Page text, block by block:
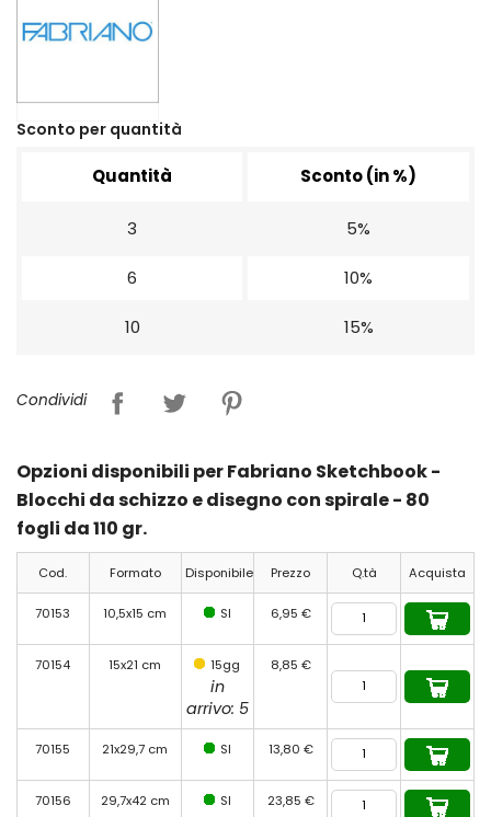
Sconto per quantità
Quantità Sconto (in %)
3 5%
6 10%
10 15%
Condividi
Opzioni disponibili per Fabriano Sketchbook -
Blocchi da schizzo e disegno con spirale - 80
fogli da 110 gr.
Cod. Formato Disponibile Prezzo Q.tà Acquista
70153 10,5x15 cm SI 6,95 €
70154 15x21 cm 15gg
in
arrivo: 5
8,85 €
70155 21x29,7 cm SI 13,80 €
70156 29,7x42 cm SI 23,85 €